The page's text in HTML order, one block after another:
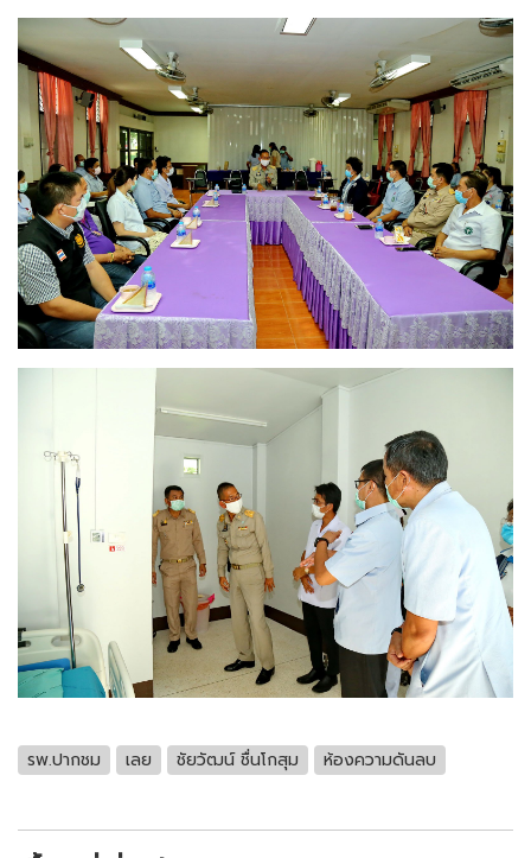
รพ.ปากชม เลย ชัยวัฒน์ ชื่นโกสุม ห้องความดันลบ